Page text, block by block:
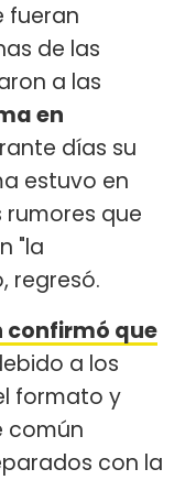
fueran
de las
a las
en
días su
estuvo en
que
"la
regresó.
confirmó que
a los
formato y
común
con la